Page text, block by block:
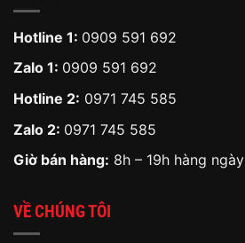
Hotline 1: 0909 591 692
Zalo 1: 0909 591 692
Hotline 2: 0971 745 585
Zalo 2: 0971 745 585
Giờ bán hàng: 8h – 19h hàng ngày
VỀ CHÚNG TÔI